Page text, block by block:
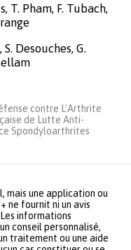
T. Pham, F. Tubach,
Desouches, G.
contre L'Arthrite
de Lutte Anti-
Spondyloarthrites
mais une application ou
ne fournit ni un avis
informations
conseil personnalisé,
traitement ou une aide